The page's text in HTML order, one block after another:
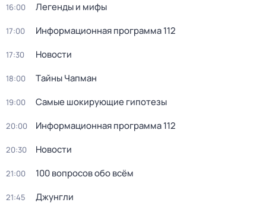
16:00 Легенды и мифы
17:00 Информационная программа 112
17:30 Новости
18:00 Тaйны Чапман
19:00 Самые шoкиpующие гипотезы
20:00 Информационная программа 112
20:30 Новости
21:00 100 вопросов обо всём
21:45 Джунгли